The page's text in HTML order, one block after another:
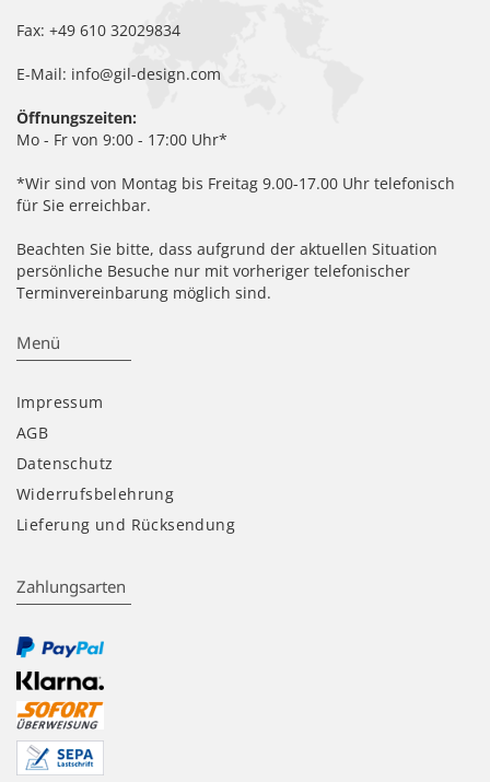
Fax: +49 610 32029834
E-Mail: info@gil-design.com
Öffnungszeiten:
Mo - Fr von 9:00 - 17:00 Uhr*
*Wir sind von Montag bis Freitag 9.00-17.00 Uhr telefonisch
für Sie erreichbar.
Beachten Sie bitte, dass aufgrund der aktuellen Situation
persönliche Besuche nur mit vorheriger telefonischer
Terminvereinbarung möglich sind.
Menü
Impressum
AGB
Datenschutz
Widerrufsbelehrung
Lieferung und Rücksendung
Zahlungsarten